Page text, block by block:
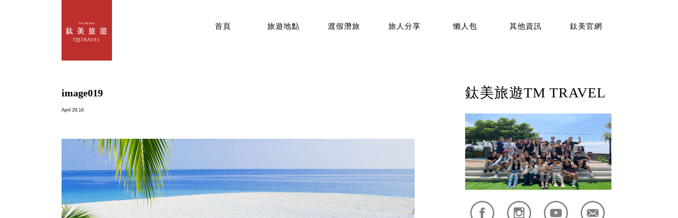
首頁 旅遊地點 渡假潛旅 旅人分享 懶人包 其他資訊 鈦美官網
image019
April 29,16
鈦美旅遊TM TRAVEL